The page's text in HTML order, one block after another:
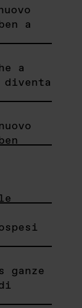
a
a
diventa
ganze